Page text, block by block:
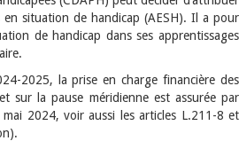
en situation de handicap (AESH). Il a pour
de handicap dans ses apprentissages
2025, la prise en charge financière des
sur la pause méridienne est assurée par
2024, voir aussi les articles L.211-8 et